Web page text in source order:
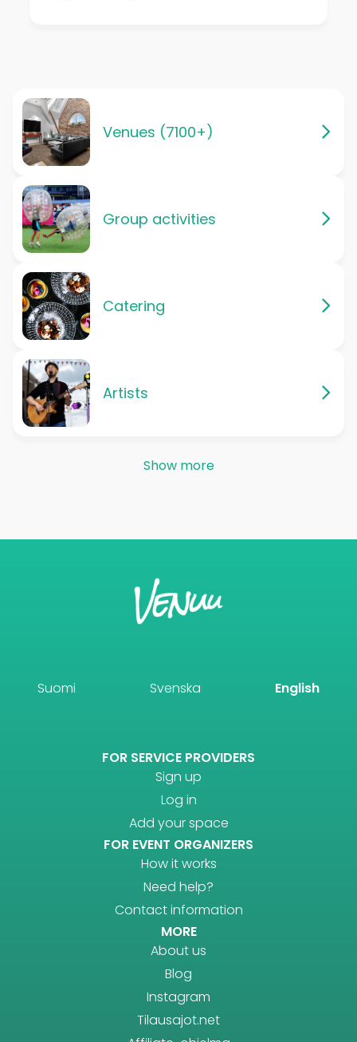
Venues (7100+)
Group activities
Catering
Artists
Show more
Suomi Svenska English
FOR SERVICE PROVIDERS
Sign up
Log in
Add your space
FOR EVENT ORGANIZERS
How it works
Need help?
Contact information
MORE
About us
Blog
Instagram
Tilausajot.net